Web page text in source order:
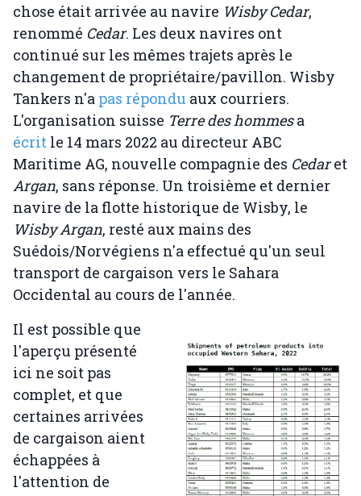
chose était arrivée au navire Wisby Cedar,
renommé Cedar. Les deux navires ont
continué sur les mêmes trajets après le
changement de propriétaire/pavillon. Wisby
Tankers n'a pas répondu aux courriers.
L'organisation suisse Terre des hommesa
écrit le 14 mars 2022 au directeur ABC
Maritime AG, nouvelle compagnie des Cedaret
Argan, sans réponse. Un troisième et dernier
navire de la flotte historique de Wisby, le
Wisby Argan, resté aux mains des
Suédois/Norvégiens n'a effectué qu'un seul
transport de cargaison vers le Sahara
Occidental au cours de l'année.
Il est possible que
l'aperçu présenté
ici ne soit pas
complet, et que
certaines arrivées
de cargaison aient
échappées à
l'attention de